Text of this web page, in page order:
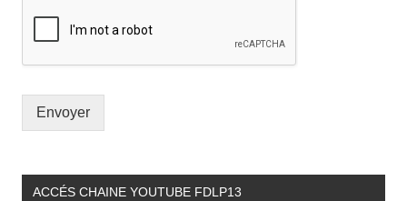
Envoyer
ACCÉS CHAINE YOUTUBE FDLP13